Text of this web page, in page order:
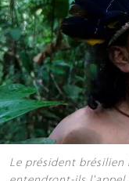
Le président